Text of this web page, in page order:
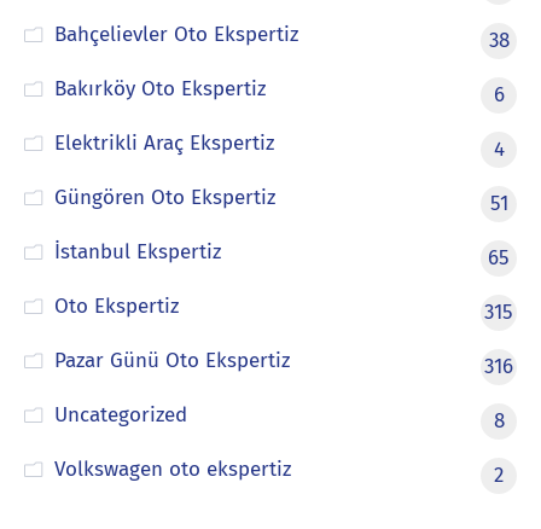
Bahçelievler Oto Ekspertiz
38
Bakırköy Oto Ekspertiz
6
Elektrikli Araç Ekspertiz
4
Güngören Oto Ekspertiz
51
İstanbul Ekspertiz
65
Oto Ekspertiz
315
Pazar Günü Oto Ekspertiz
316
Uncategorized
8
Volkswagen oto ekspertiz
2